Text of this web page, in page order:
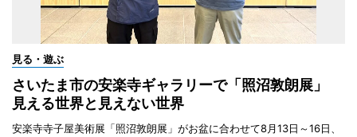
見る・遊ぶ
さいたま市の安楽寺ギャラリーで「照沼敦朗展」
見える世界と見えない世界
安楽寺寺子屋美術展「照沼敦朗展」がお盆に合わせて8月13日～16日、